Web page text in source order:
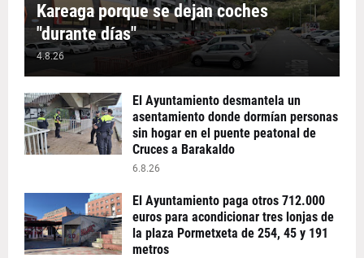
Kareaga porque se dejan coches
"durante días"
4.8.26
El Ayuntamiento desmantela un
asentamiento donde dormían personas
sin hogar en el puente peatonal de
Cruces a Barakaldo
6.8.26
El Ayuntamiento paga otros 712.000
euros para acondicionar tres lonjas de
la plaza Pormetxeta de 254, 45 y 191
metros